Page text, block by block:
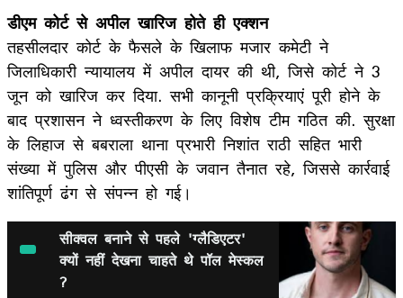
डीएम कोर्ट से अपील खारिज होते ही एक्शन
तहसीलदार कोर्ट के फैसले के खिलाफ मजार कमेटी ने
जिलाधिकारी न्यायालय में अपील दायर की थी, जिसे कोर्ट ने 3
जून को खारिज कर दिया. सभी कानूनी प्रक्रियाएं पूरी होने के
बाद प्रशासन ने ध्वस्तीकरण के लिए विशेष टीम गठित की. सुरक्षा
के लिहाज से बबराला थाना प्रभारी निशांत राठी सहित भारी
संख्या में पुलिस और पीएसी के जवान तैनात रहे, जिससे कार्रवाई
शांतिपूर्ण ढंग से संपन्न हो गई।
सीक्वल बनाने से पहले 'ग्लैडिएटर'
क्यों नहीं देखना चाहते थे पॉल मेस्कल
?